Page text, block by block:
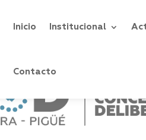
Inicio Institucional
Contacto